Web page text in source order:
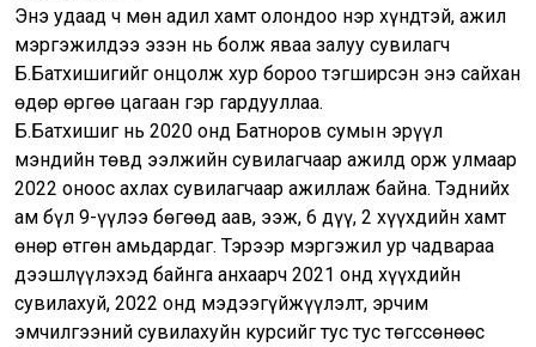
Энэ удаад ч мөн адил хамт олондоо нэр хүндтэй, ажил
мэргэжилдээ эзэн нь болж яваа залуу сувилагч
Б.Батхишигийг онцолж хур бороо тэгширсэн энэ сайхан
өдөр өргөө цагаан гэр гардууллаа.
Б.Батхишиг нь 2020 онд Батноров сумын эрүүл
мэндийн төвд ээлжийн сувилагчаар ажилд орж улмаар
2022 оноос ахлах сувилагчаар ажиллаж байна. Тэднийх
ам бүл 9-үүлээ бөгөөд аав, ээж, 6 дүү, 2 хүүхдийн хамт
өнөр өтгөн амьдардаг. Тэрээр мэргэжил ур чадвараа
дээшлүүлэхэд байнга анхаарч 2021 онд хүүхдийн
сувилахуй, 2022 онд мэдээгүйжүүлэлт, эрчим
эмчилгээний сувилахуйн курсийг тус тус төгссөнөөс